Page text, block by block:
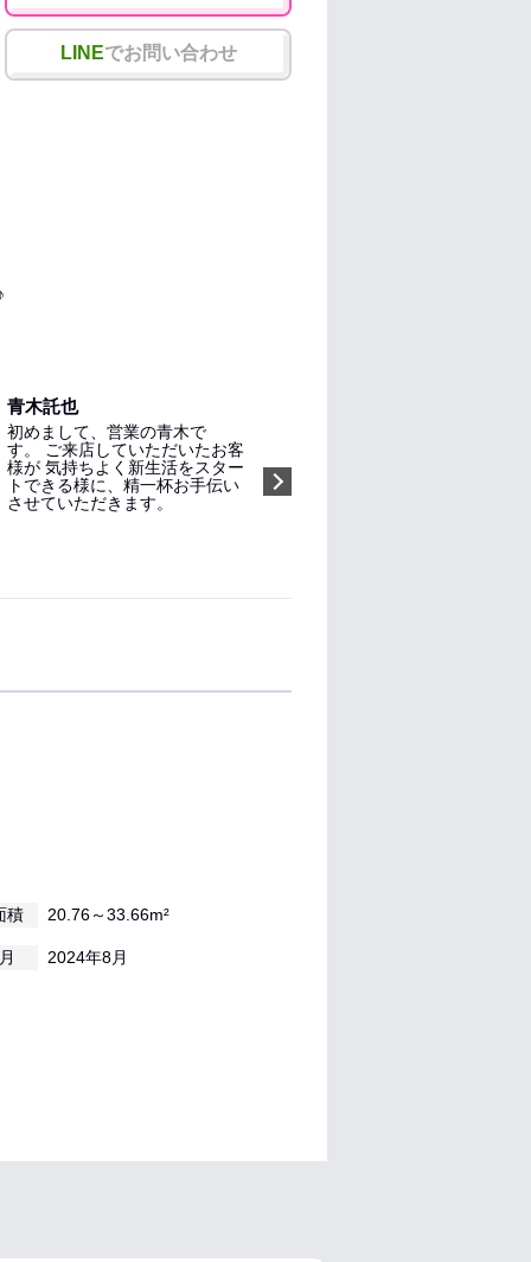
LINEでお問い合わせ
青木託也
初めまして、営業の青木で
す。 ご来店していただいたお客
様が 気持ちよく新生活をスター
トできる様に、精一杯お手伝い
させていただきます。
積 20.76～33.66m²
2024年8月